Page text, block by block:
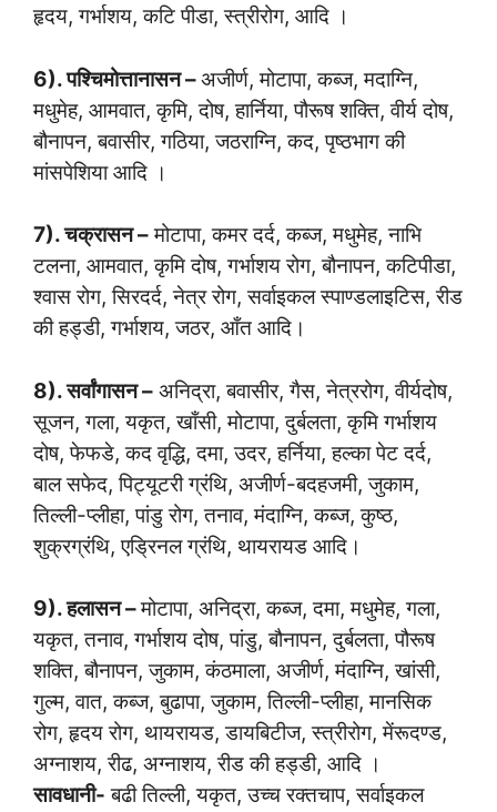
हृदय, गर्भाशय, कटि पीडा, स्त्रीरोग, आदि ।
6). पश्चिमोत्तानासन –अजीर्ण, मोटापा, कब्ज, मदाग्नि,
मधुमेह, आमवात, कृमि, दोष, हार्निया, पौरूष शक्ति, वीर्य दोष,
बौनापन, बवासीर, गठिया, जठराग्नि, कद, पृष्ठभाग की
मांसपेशिया आदि ।
7). चक्रासन –मोटापा, कमर दर्द, कब्ज, मधुमेह, नाभि
टलना, आमवात, कृमि दोष, गर्भाशय रोग, बौनापन, कटिपीडा,
श्वास रोग, सिरदर्द, नेत्र रोग, सर्वाइकल स्पाण्डलाइटिस, रीड
की हड्डी, गर्भाशय, जठर, आँत आदि।
8). सर्वांगासन – अनिद्रा, बवासीर, गैस, नेत्ररोग, वीर्यदोष,
सूजन, गला, यकृत, खाँसी, मोटापा, दुर्बलता, कृमि गर्भाशय
दोष, फेफडे, कद वृद्धि, दमा, उदर, हर्निया, हल्का पेट दर्द,
बाल सफेद, पिट्यूटरी ग्रंथि, अजीर्ण-बदहजमी, जुकाम,
तिल्ली-प्लीहा, पांडु रोग, तनाव, मंदाग्नि, कब्ज, कुष्ठ,
शुक्रग्रंथि, एड्रिनल ग्रंथि, थायरायड आदि।
9). हलासन –मोटापा, अनिद्रा, कब्ज, दमा, मधुमेह, गला,
यकृत, तनाव, गर्भाशय दोष, पांडु, बौनापन, दुर्बलता, पौरूष
शक्ति, बौनापन, जुकाम, कंठमाला, अजीर्ण, मंदाग्नि, खांसी,
गुल्म, वात, कब्ज, बुढापा, जुकाम, तिल्ली-प्लीहा, मानसिक
रोग, हृदय रोग, थायरायड, डायबिटीज, स्त्रीरोग, मेंरूदण्ड,
अग्नाशय, रीढ, अग्नाशय, रीड की हड्डी, आदि ।
सावधानी- बढी तिल्ली, यकृत, उच्च रक्तचाप, सर्वाइकल